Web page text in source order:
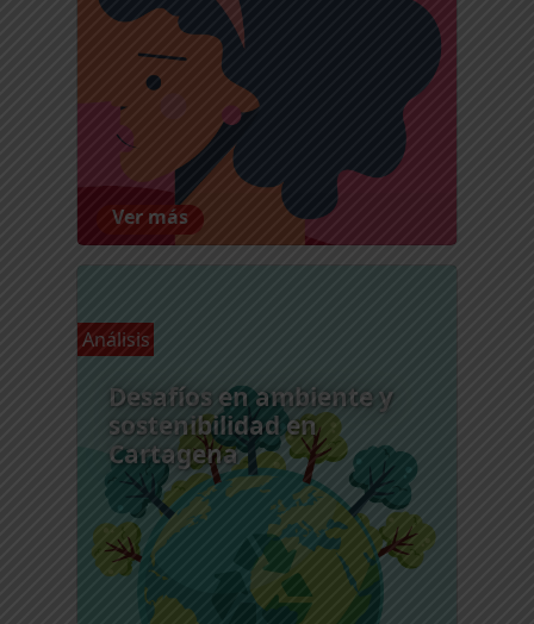
Ver más
Análisis
Desafíos en ambiente y
sostenibilidad en
Cartagena